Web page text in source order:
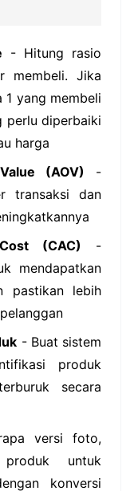
- Hitung rasio
membeli. Jika
1 yang membeli
perlu diperbaiki
harga
(AOV)
-
transaksi dan
(CAC) -
mendapatkan
pastikan lebih
- Buat sistem
produk
secara
versi foto,
untuk
konversi